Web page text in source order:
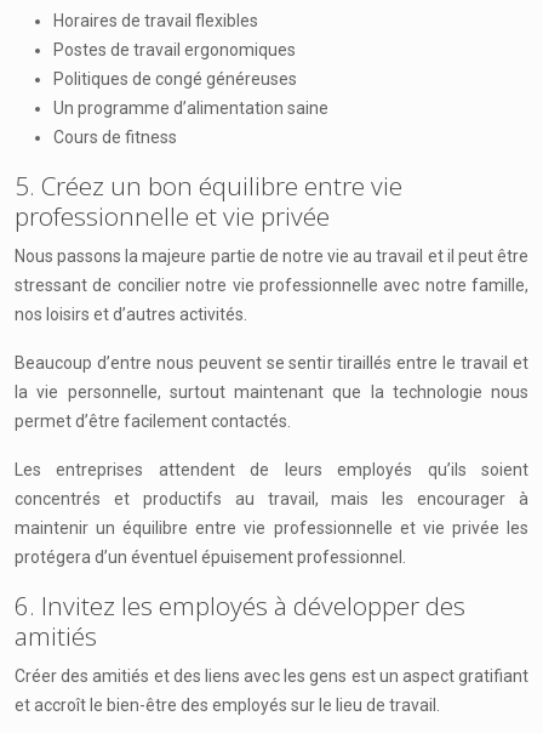
Horaires de travail flexibles
Postes de travail ergonomiques
Politiques de congé généreuses
Un programme d’alimentation saine
Cours de fitness
5. Créez un bon équilibre entre vie
professionnelle et vie privée
Nous passons la majeure partie de notre vie au travail et il peut être
stressant de concilier notre vie professionnelle avec notre famille,
nos loisirs et d’autres activités.
Beaucoup d’entre nous peuvent se sentir tiraillés entre le travail et
la vie personnelle, surtout maintenant que la technologie nous
permet d’être facilement contactés.
Les entreprises attendent de leurs employés qu’ils soient
concentrés et productifs au travail, mais les encourager à
maintenir un équilibre entre vie professionnelle et vie privée les
protégera d’un éventuel épuisement professionnel.
6. Invitez les employés à développer des
amitiés
Créer des amitiés et des liens avec les gens est un aspect gratifiant
et accroît le bien-être des employés sur le lieu de travail.